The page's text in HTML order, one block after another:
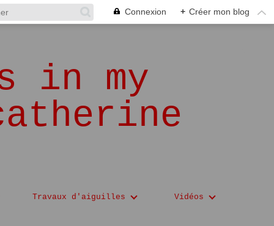
Connexion + Créer mon blog
in my
Travaux d'aiguilles Vidéos